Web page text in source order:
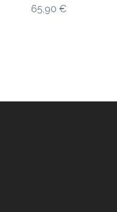
65,90 €